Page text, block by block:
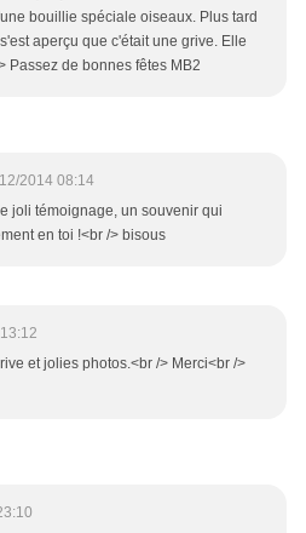
bouillie spéciale oiseaux. Plus tard
aperçu que c'était une grive. Elle
Passez de bonnes fêtes MB2
2014 08:14
joli témoignage, un souvenir qui
en toi !<br /> bisous
et jolies photos.<br /> Merci<br />